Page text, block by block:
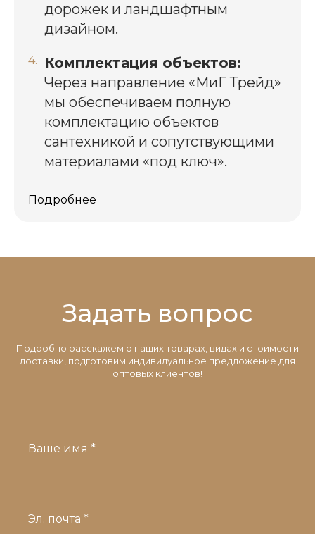
дорожек и ландшафтным
дизайном.
Комплектация объектов:
Через направление «МиГ Трейд»
мы обеспечиваем полную
комплектацию объектов
сантехникой и сопутствующими
материалами «под ключ».
Подробнее
Задать вопрос
Подробно расскажем о наших товарах, видах и стоимости
доставки, подготовим индивидуальное предложение для
оптовых клиентов!
Ваше имя *
Эл. почта *